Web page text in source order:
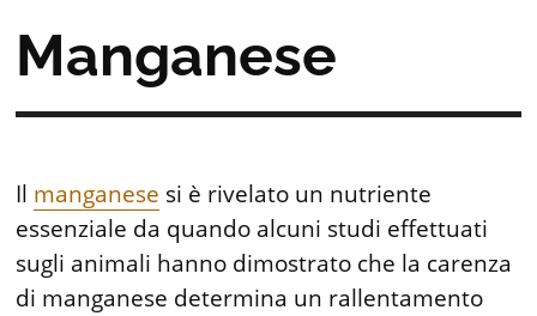
Manganese
Il manganese si è rivelato un nutriente
essenziale da quando alcuni studi effettuati
sugli animali hanno dimostrato che la carenza
di manganese determina un rallentamento